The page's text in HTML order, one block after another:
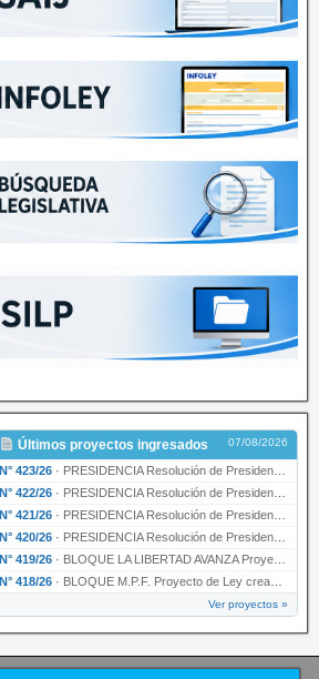
Últimos proyectos ingresados 07/08/2026
N° 423/26 · PRESIDENCIA Resolución de Presidencia Nº 209/26 declarando de interés provincial la presen…
N° 422/26 · PRESIDENCIA Resolución de Presidencia N° 200/26 para su ratificación.
N° 421/26 · PRESIDENCIA Resolución de Presidencia N° 199/26 para su ratificación.
N° 420/26 · PRESIDENCIA Resolución de Presidencia N° 198/26 para su ratificación.
N° 419/26 · BLOQUE LA LIBERTAD AVANZA Proyecto de Ley declarando la esencialidad del servicio educativ…
N° 418/26 · BLOQUE M.P.F. Proyecto de Ley creando el Ente Único Regulador de servicios públicos de la …
Ver proyectos »